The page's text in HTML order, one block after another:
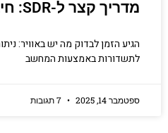
מדריך קצר ל-SDR: חיבור הרדיו למחשב
הגיע הזמן לבדוק מה יש באוויר:
לתשדורות באמצעות המחשב
ספטמבר 14, 2025